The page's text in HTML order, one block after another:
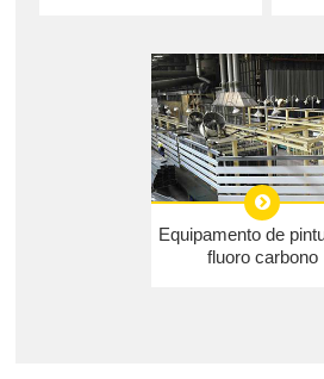
Equipamento de
fluoro carbono